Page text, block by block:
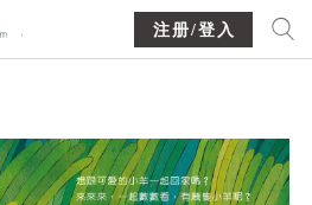
注册/登入